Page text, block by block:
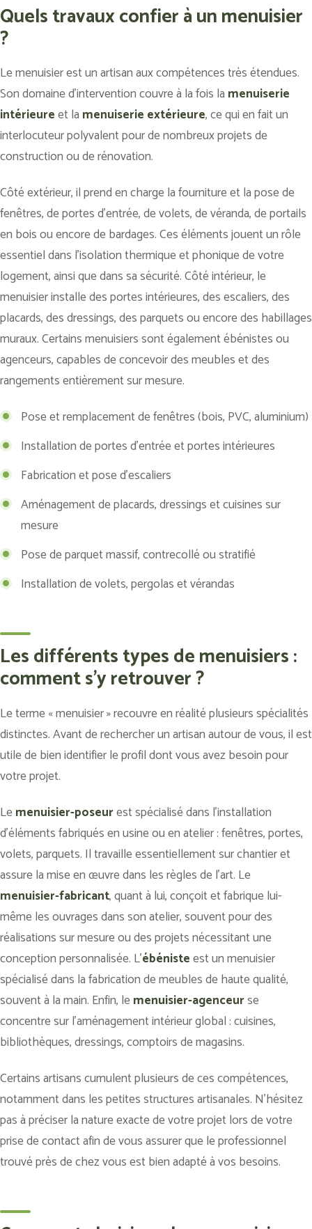
Quels travaux confier à un menuisier
?
Le menuisier est un artisan aux compétences très étendues.
Son domaine d’intervention couvre à la fois la menuiserie
intérieureet la menuiserie extérieure, ce qui en fait un
interlocuteur polyvalent pour de nombreux projets de
construction ou de rénovation.
Côté extérieur, il prend en charge la fourniture et la pose de
fenêtres, de portes d’entrée, de volets, de véranda, de portails
en bois ou encore de bardages. Ces éléments jouent un rôle
essentiel dans l’isolation thermique et phonique de votre
logement, ainsi que dans sa sécurité. Côté intérieur, le
menuisier installe des portes intérieures, des escaliers, des
placards, des dressings, des parquets ou encore des habillages
muraux. Certains menuisiers sont également ébénistes ou
agenceurs, capables de concevoir des meubles et des
rangements entièrement sur mesure.
Pose et remplacement de fenêtres (bois, PVC, aluminium)
Installation de portes d’entrée et portes intérieures
Fabrication et pose d’escaliers
Aménagement de placards, dressings et cuisines sur
mesure
Pose de parquet massif, contrecollé ou stratifié
Installation de volets, pergolas et vérandas
Les différents types de menuisiers :
comment s'y retrouver ?
Le terme « menuisier » recouvre en réalité plusieurs spécialités
distinctes. Avant de rechercher un artisan autour de vous, il est
utile de bien identifier le profil dont vous avez besoin pour
votre projet.
Lemenuisier-poseurest spécialisé dans l’installation
d’éléments fabriqués en usine ou en atelier : fenêtres, portes,
volets, parquets. Il travaille essentiellement sur chantier et
assure la mise en œuvre dans les règles de l’art. Le
menuisier-fabricant, quant à lui, conçoit et fabrique lui-
même les ouvrages dans son atelier, souvent pour des
réalisations sur mesure ou des projets nécessitant une
conception personnalisée. L’ébénisteest un menuisier
spécialisé dans la fabrication de meubles de haute qualité,
souvent à la main. Enfin, lemenuisier-agenceurse
concentre sur l’aménagement intérieur global : cuisines,
bibliothèques, dressings, comptoirs de magasins.
Certains artisans cumulent plusieurs de ces compétences,
notamment dans les petites structures artisanales. N’hésitez
pas à préciser la nature exacte de votre projet lors de votre
prise de contact afin de vous assurer que le professionnel
trouvé près de chez vous est bien adapté à vos besoins.